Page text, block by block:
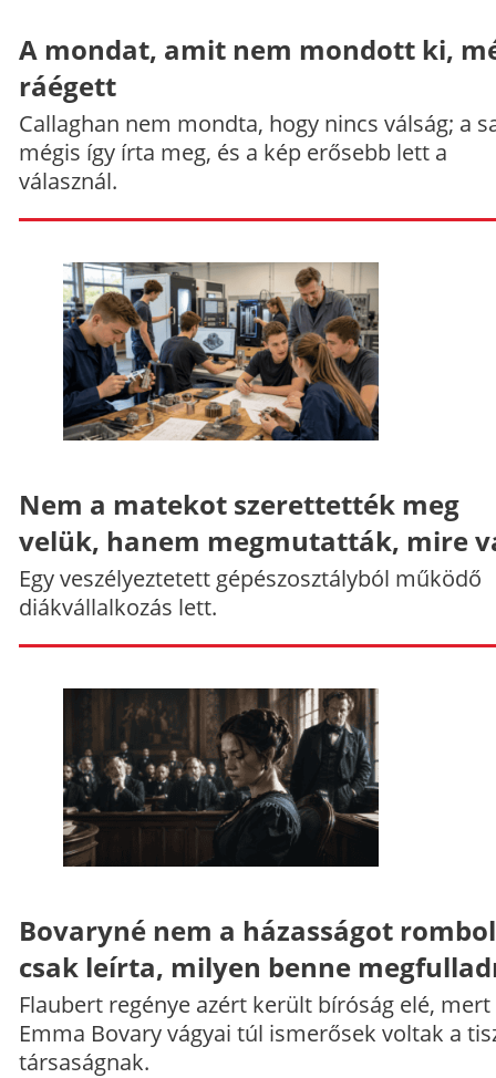
A mondat, amit nem mondott ki,
ráégett
Callaghan nem mondta, hogy nincs válság; a
mégis így írta meg, és a kép erősebb lett a
válasznál.
Nem a matekot szerettették meg
velük, hanem megmutatták, mire
Egy veszélyeztetett gépészosztályból működő
diákvállalkozás lett.
Bovaryné nem a házasságot
csak leírta, milyen benne
Flaubert regénye azért került bíróság elé, mert
Emma Bovary vágyai túl ismerősek voltak a
társaságnak.